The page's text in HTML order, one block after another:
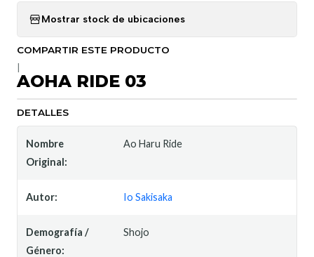
Mostrar stock de ubicaciones
COMPARTIR ESTE PRODUCTO
AOHA RIDE 03
DETALLES
Nombre
Original:
Ao Haru Ride
Autor: Io Sakisaka
Demografía /
Género:
Shojo